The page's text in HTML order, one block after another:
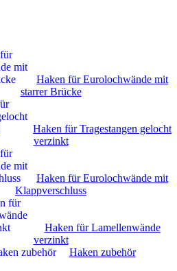
Haken für Eurolochwände mit
starrer Brücke
Haken für Tragestangen gelocht
verzinkt
Haken für Eurolochwände mit
Klappverschluss
Haken für Lamellenwände
verzinkt
Haken zubehör